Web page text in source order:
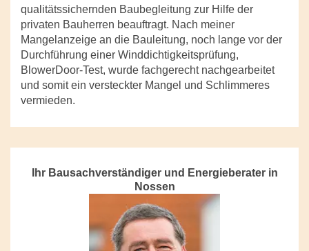
qualitätssichernden Baubegleitung zur Hilfe der
privaten Bauherren beauftragt. Nach meiner
Mangelanzeige an die Bauleitung, noch lange vor der
Durchführung einer Winddichtigkeitsprüfung,
BlowerDoor-Test, wurde fachgerecht nachgearbeitet
und somit ein versteckter Mangel und Schlimmeres
vermieden.
Ihr Bausachverständiger und Energieberater in
Nossen